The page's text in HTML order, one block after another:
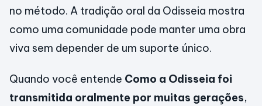
no método. A tradição oral da Odisseia mostra
como uma comunidade pode manter uma obra
viva sem depender de um suporte único.
Quando você entende Como a Odisseia foi
transmitida oralmente por muitas gerações,